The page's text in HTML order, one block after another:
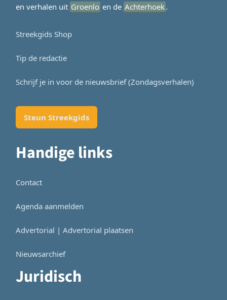
en verhalen uit Groenlo en de Achterhoek.
Streekgids Shop
Tip de redactie
Schrijf je in voor de nieuwsbrief (Zondagsverhalen)
Steun Streekgids
Handige links
Contact
Agenda aanmelden
Advertorial | Advertorial plaatsen
Nieuwsarchief
Juridisch